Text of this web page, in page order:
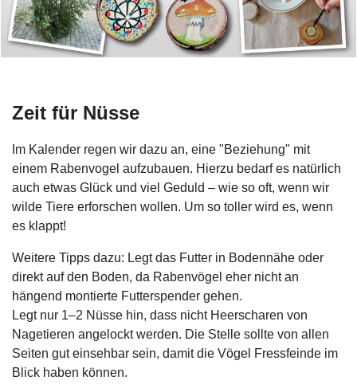
Zeit für Nüsse
Im Kalender regen wir dazu an, eine "Beziehung" mit
einem Rabenvogel aufzubauen. Hierzu bedarf es natürlich
auch etwas Glück und viel Geduld – wie so oft, wenn wir
wilde Tiere erforschen wollen. Um so toller wird es, wenn
es klappt!
Weitere Tipps dazu: Legt das Futter in Bodennähe oder
direkt auf den Boden, da Rabenvögel eher nicht an
hängend montierte Futterspender gehen.
Legt nur 1–2 Nüsse hin, dass nicht Heerscharen von
Nagetieren angelockt werden. Die Stelle sollte von allen
Seiten gut einsehbar sein, damit die Vögel Fressfeinde im
Blick haben können.